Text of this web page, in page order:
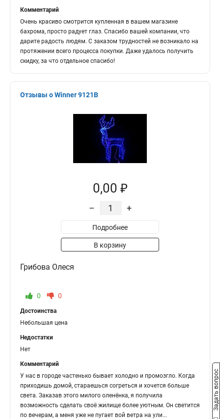
Комментарий
Очень красиво смотрится купленная в вашем магазине
бахрома, просто радует глаз. Спасибо вашей компании, что
дарите радость людям. С заказом трудностей не возникало на
протяжении всего процесса покупки. Даже удалось получить
скидку, за что отдельное спасибо!
Отзывы о Winner 9121B
0,00 ₽
– +
Подробнее
В корзину
Грибова Олеся
0 0
Достоинства
Небольшая цена
Недостатки
Нет
Комментарий
У нас в городе частенько бывает холодно и промозгло. Когда
приходишь домой, стараешься согреться и хочется больше
света. Заказав этого милого оленёнка, я получила
возможность сделать своё жилище более уютным. Он светится
по вечерам, а меня уже не пугает вой ветра на ули...
Задать вопрос